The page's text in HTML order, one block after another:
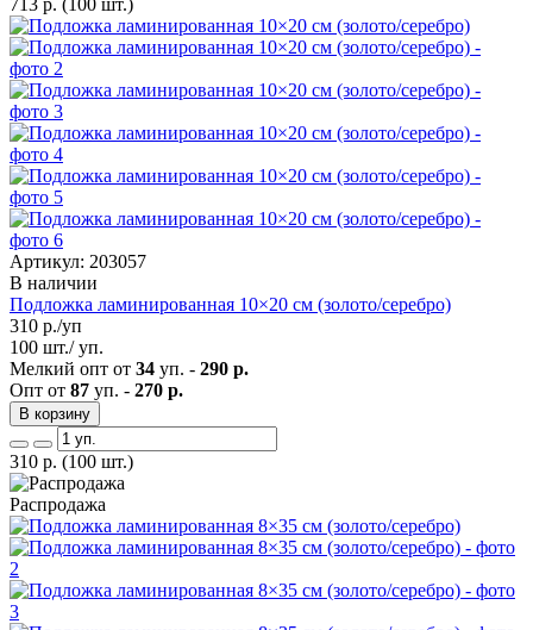
Артикул: 203057
В наличии
Подложка ламинированная 10×20 см (золото/серебро)
310 р./уп
100 шт./ уп.
Мелкий опт от 34 уп. - 290 р.
Опт от 87 уп. - 270 р.
В корзину
310 р. (100 шт.)
Распродажа